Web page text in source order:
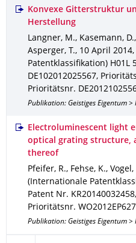
Konvexe Gitterstruktur
Herstellung
Langner, M., Kasemann,
Asperger, T., 10 April 2014,
Patentklassifikation) H01L
DE102012025567,
Prioritätsnr.
Publikation: Geistiges Eigentum
Electroluminescent light
optical grating structure,
thereof
Pfeifer, R., Fehse, K., Vogel,
(Internationale
Patent Nr. KR20140032458,
Prioritätsnr.
Publikation: Geistiges Eigentum